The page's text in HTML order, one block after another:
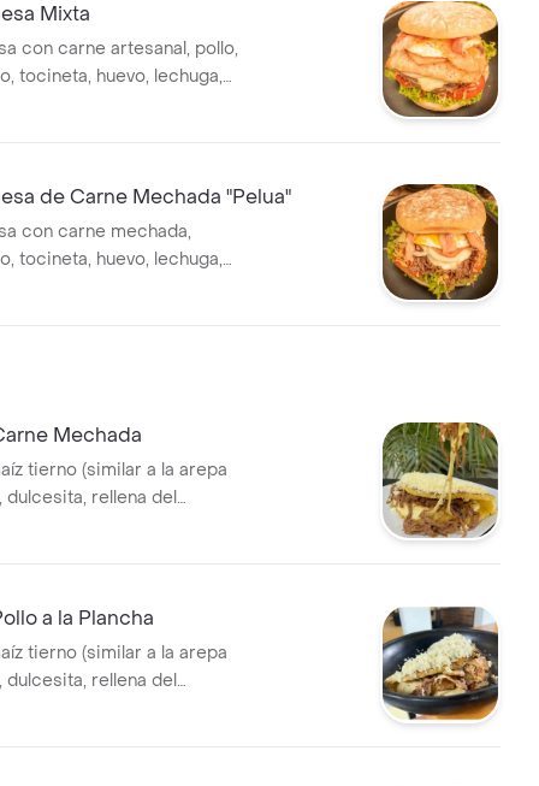
Mixta
con carne artesanal, pollo,
huevo, lechuga,
de la casa y ripio en pan
de Carne Mechada "Pelua"
con carne mechada,
tocineta, huevo, lechuga,
de la casa y ripio en pan
Mechada
tierno (similar a la arepa
dulcesita, rellena del
de mano y carne
a la Plancha
tierno (similar a la arepa
dulcesita, rellena del
de mano y pollo a la